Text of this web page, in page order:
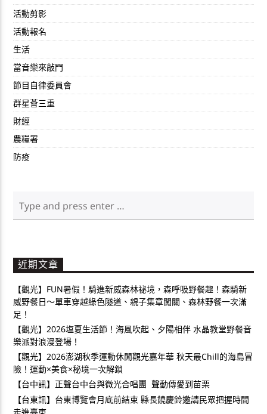
活動剪影
活動報名
生活
當音樂來敲門
節目自律委員會
群星薈三重
財經
農糧署
防疫
近期文章
【觀光】FUN暑假！騎進新威森林祕境，森呼吸野餐趣！森騎新
威野餐日～單車穿越綠色隧道、親子集章闖關、森林野餐一次滿
足！
【觀光】2026塩夏生活節！海風吹起、夕陽相伴 水晶教堂野餐音
樂派對浪漫登場！
【觀光】2026澎湖秋季運動休閒觀光嘉年華 秋天最Chill的海島冒
險！運動×美食×秘境一次解鎖
【台中訊】正聲台中台與微光合唱團 聲動傳愛到苗栗
【台東訊】台東博覽會月底前結束 縣長饒慶鈴邀請民眾把握時間
走進臺東